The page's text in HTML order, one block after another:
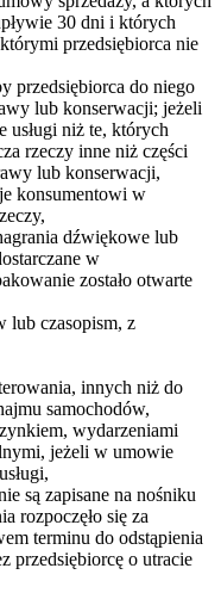
30 dni i których
przedsiębiorca nie
przedsiębiorca do niego
lub konserwacji; jeżeli
usługi niż te, których
rzeczy inne niż części
lub konserwacji,
konsumentowi w
dźwiękowe lub
w
zostało otwarte
lub czasopism, z
innych niż do
samochodów,
wydarzeniami
jeżeli w umowie
są zapisane na nośniku
rozpoczęło się za
terminu do odstąpienia
przedsiębiorcę o utracie